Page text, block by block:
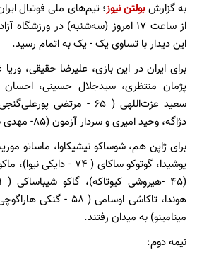
به گزارشبولتن نیوز؛ تیم‌های ملی فوتبال
از ساعت 17 امروز (سه‌شنبه) در
این دیدار با تساوی یک - یک به اتمام رسید.
پژمان منتظری، سیدجلال حسینی، احسان
سعید عزت‌اللهی ( 65 - مرتضی
دژاگه، وحید امیری و سردار آزمون (85- مهدی طارمی) بازی کردند.
برای ژاپن هم، شوساکو نیشیکاوا، ماساتو
یوشیدا، گوتوکو ساکای ( 74
مینامینو) به میدان رفتند.
نیمه دوم: